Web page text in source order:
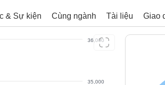
& Sự kiện Cùng ngành Tài liệu Giao
35,000
36,000